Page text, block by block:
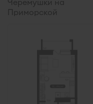
Черемушки на
Приморской